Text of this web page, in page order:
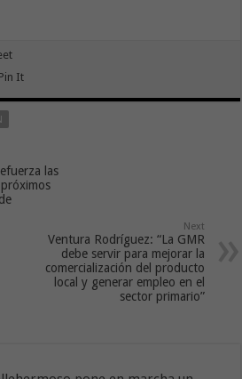
las
Next
Ventura Rodríguez: “La GMR
debe servir para mejorar la
comercialización del producto
local y generar empleo en el
sector primario”